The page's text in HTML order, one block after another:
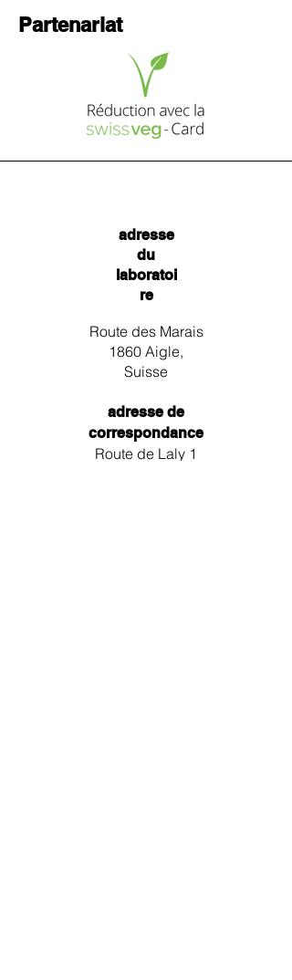
Partenariat
adresse
du
laboratoi
re
Route des Marais
1860 Aigle,
Suisse
adresse de
correspondance
Route de Laly 1